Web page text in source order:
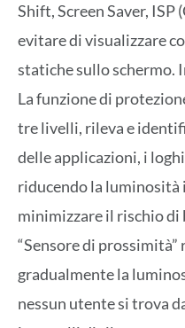
Shift, Screen Saver, ISP
evitare di visualizzare
statiche sullo schermo.
La funzione di
tre livelli, rileva e
delle applicazioni, i
riducendo la luminosità
minimizzare il rischio
“Sensore di
gradualmente la
nessun utente si trova